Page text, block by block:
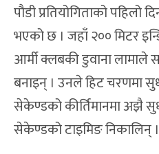
पौडी प्रतियोगिताको पहिलो
भएको छ । जहाँ २०० मिटर
आर्मी क्लबकी डुवाना लामाले
बनाइन् । उनले हिट चरणमा
सेकेण्डको कीर्तिमानमा अझै
सेकेण्डको टाइमिङ निकालिन् ।